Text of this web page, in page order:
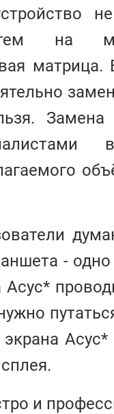
на
-
и